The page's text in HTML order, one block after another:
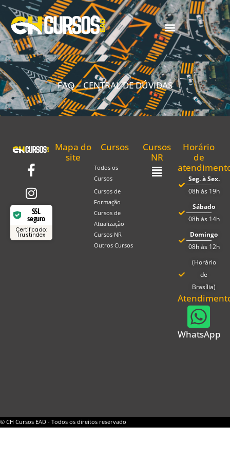
FAQ – CENTRAL DE DÚVIDAS
SSL
seguro
Certificado:
Trustindex
Mapa do
site
Cursos
Todos os
Cursos
Cursos de
Formação
Cursos de
Atualização
Cursos NR
Outros Cursos
Cursos
NR
Horário
de
Seg. à Sex.
08h às 19h
Sábado
08h às 14h
Domingo
08h às 12h
(Horário
de
Brasília)
WhatsApp
© CH Cursos EAD - Todos os direitos reservado